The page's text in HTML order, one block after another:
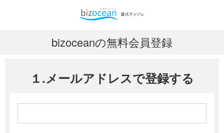
bizoceanの無料会員登録
１.メールアドレスで登録する